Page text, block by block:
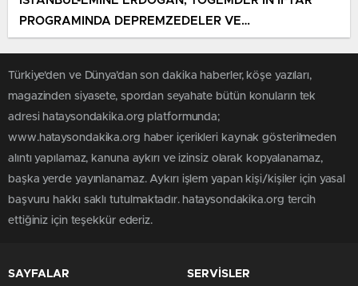
PROGRAMINDA DEPREMZEDELER VE
HAYIRSEVERLERLE BULUŞTU
Türkiye'den ve Dünya’dan son dakika haberler, köşe yazıları,
magazinden siyasete, spordan seyahate bütün konuların tek
adresi hataysondakika.org platformunda;
www.hataysondakika.org haber içerikleri kaynak gösterilmeden
alıntı yapılamaz, kanuna aykırı ve izinsiz olarak kopyalanamaz,
başka yerde yayınlanamaz. Aykırı işlem yapan kişi/kişiler için yasal
başvuru hakkı saklı tutulmaktadır. hataysondakika.org tercih
ettiğiniz için teşekkür ederiz.
SAYFALAR SERVİSLER